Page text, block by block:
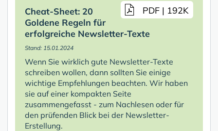
PDF | 192K
Cheat-Sheet: 20
Goldene Regeln für
erfolgreiche Newsletter-Texte
Stand: 15.01.2024
Wenn Sie wirklich gute Newsletter-Texte
schreiben wollen, dann sollten Sie einige
wichtige Empfehlungen beachten. Wir haben
sie auf einer kompakten Seite
zusammengefasst - zum Nachlesen oder für
den prüfenden Blick bei der Newsletter-
Erstellung.